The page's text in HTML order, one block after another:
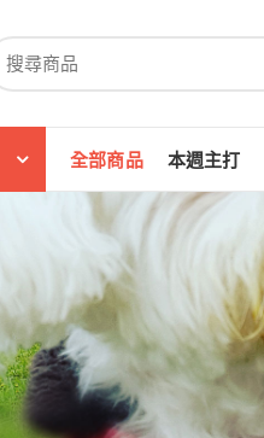
全部商品 本週主打